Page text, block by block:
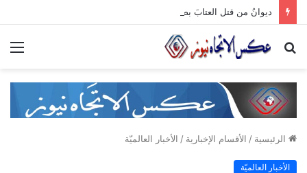
ديوانُ من قتل العتابَ بصمته.. ومضى خلف الأبوابِ يجرُّ ماضيه
بحث
الرئيسية / الأقسام الإخبارية / الأخبار العالميّة
الأخبار العالميّة